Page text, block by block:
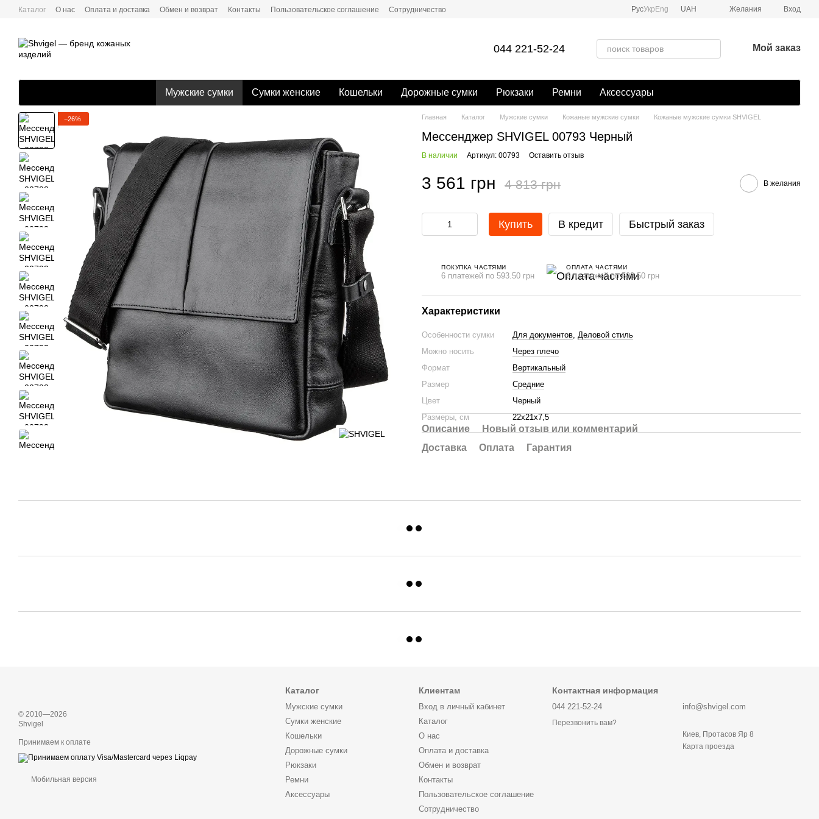
Перейти к основному контенту
Каталог О нас Оплата и доставка Обмен и возврат Контакты Пользовательское соглашение Сотрудничество РусУкр Eng UAH Желания Вход
044 221-52-24 Мой заказ
Мужские сумки Сумки женские Кошельки Дорожные сумки Рюкзаки Ремни Аксессуары
−26% Главная Каталог Мужские сумки Кожаные мужские сумки Кожаные мужские сумки SHVIGEL
Мессенджер SHVIGEL 00793 Черный
В наличии Артикул: 00793 Оставить отзыв
3 561 грн 4 813 грн В желания
Купить В кредит Быстрый заказ
ПОКУПКА ЧАСТЯМИ
6 платежей по 593.50 грн
ОПЛАТА ЧАСТЯМИ
6 платежей по 593.50 грн
Характеристики
Особенности сумки Для документов, Деловой стиль
Можно носить
Через плечо
Формат
Вертикальный
Размер
Средние
Цвет
Черный
Размеры, см
22х21х7,5
Описание
Новый отзыв или комментарий
Доставка
Оплата Гарантия
© 2010—2026
Shvigel
Принимаем к оплате
Мобильная версия
Каталог
Мужские сумки
Сумки женские
Кошельки
Дорожные сумки
Рюкзаки
Ремни
Аксессуары
Клиентам
Вход в личный кабинет
Каталог
О нас
Оплата и доставка
Обмен и возврат
Контакты
Пользовательское соглашение
Сотрудничество
Контактная информация
044 221-52-24
Перезвонить вам?
info@shvigel.com
Киев, Протасов Яр 8
Карта проезда